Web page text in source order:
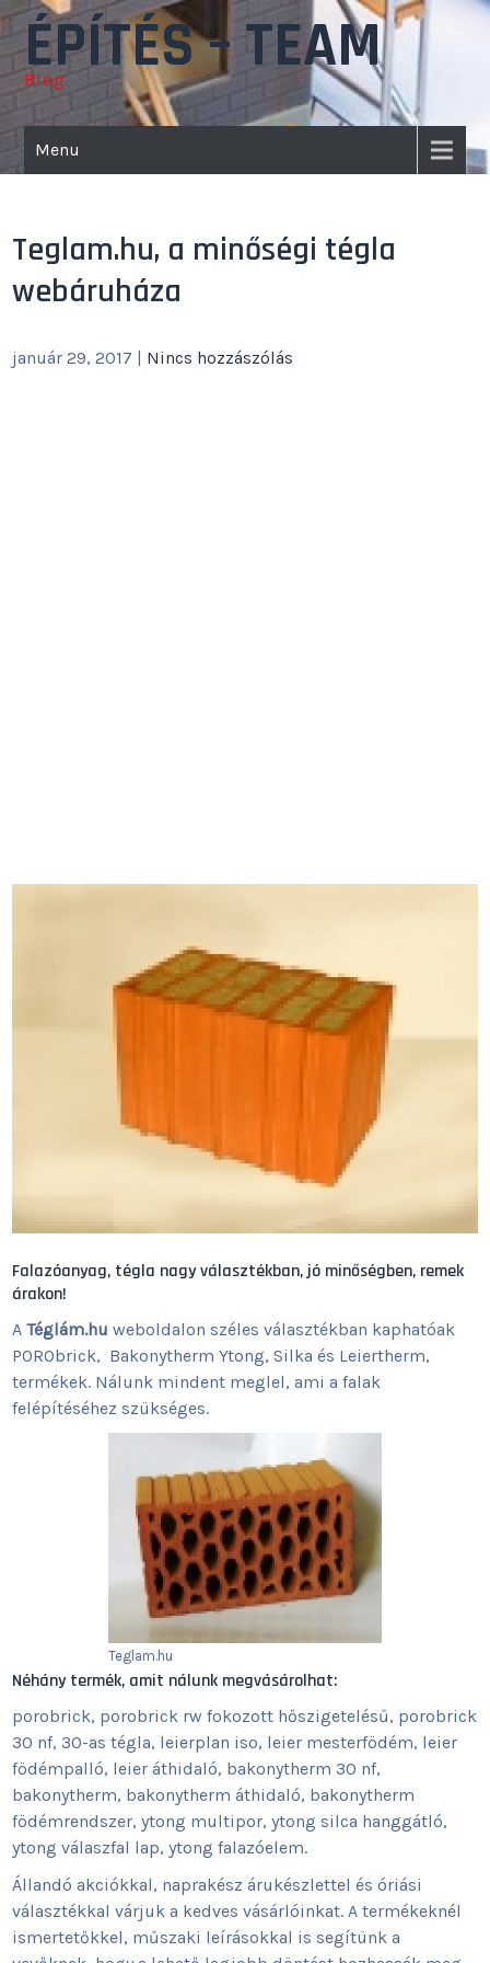
Skip
to
contentÉPÍTÉS – TEAM
Blog
Menu
Teglam.hu, a minőségi tégla
webáruháza
január 29, 2017 | Nincs hozzászólás
Falazóanyag, tégla nagy választékban, jó minőségben, remek
árakon!
ATéglám.hu weboldalon széles választékban kaphatóak
PORObrick, Bakonytherm Ytong, Silka és Leiertherm,
termékek. Nálunk mindent meglel, ami a falak
felépítéséhez szükséges.
Teglam.hu
Néhány termék, amit nálunk megvásárolhat:
porobrick, porobrick rw fokozott hőszigetelésű, porobrick
30 nf, 30-as tégla, leierplan iso, leier mesterfödém, leier
födémpalló, leier áthidaló, bakonytherm 30 nf,
bakonytherm, bakonytherm áthidaló, bakonytherm
födémrendszer, ytong multipor, ytong silca hanggátló,
ytong válaszfal lap, ytong falazóelem.
Állandó akciókkal, naprakész árukészlettel és óriási
választékkal várjuk a kedves vásárlóinkat. A termékeknél
ismertetőkkel, műszaki leírásokkal is segítünk a